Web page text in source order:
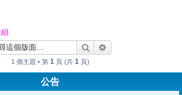
搜尋
1 個主題 • 第 1 頁 (共 1 頁)
公告